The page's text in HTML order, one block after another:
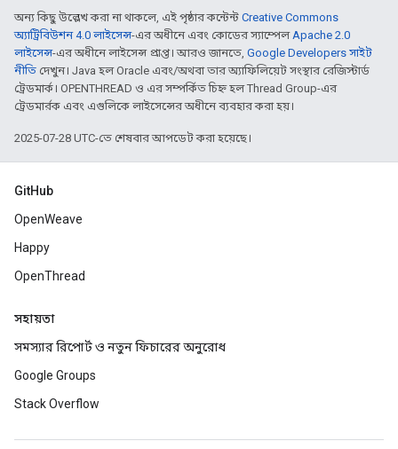
অন্য কিছু উল্লেখ করা না থাকলে, এই পৃষ্ঠার কন্টেন্ট Creative Commons
অ্যাট্রিবিউশন 4.0 লাইসেন্স-এর অধীনে এবং কোডের স্যাম্পেলApache 2.0
লাইসেন্স-এর অধীনে লাইসেন্স প্রাপ্ত। আরও জানতে, Google Developers সাইট
নীতি দেখুন। Java হল Oracle এবং/অথবা তার অ্যাফিলিয়েট সংস্থার রেজিস্টার্ড
ট্রেডমার্ক। OPENTHREAD ও এর সম্পর্কিত চিহ্ন হল Thread Group-এর
ট্রেডমার্রক এবং এগুলিকে লাইসেন্সের অধীনে ব্যবহার করা হয়।
2025-07-28 UTC-তে শেষবার আপডেট করা হয়েছে।
GitHub
OpenWeave
Happy
OpenThread
সহায়তা
সমস্যার রিপোর্ট ও নতুন ফিচারের অনুরোধ
Google Groups
Stack Overflow